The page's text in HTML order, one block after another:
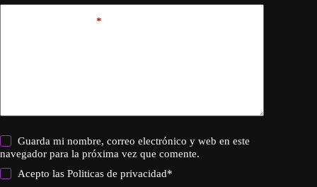
*
Guarda mi nombre, correo electrónico y web en este
navegador para la próxima vez que comente.
Acepto lasPoliticas de privacidad*